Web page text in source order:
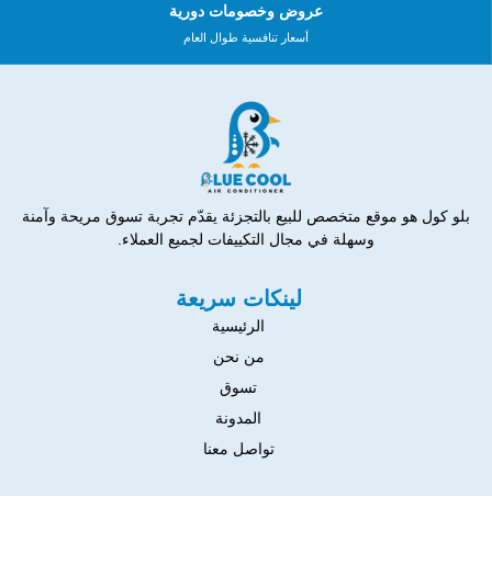
عروض وخصومات دورية
أسعار تنافسية طوال العام
بلو كول هو موقع متخصص للبيع بالتجزئة يقدّم تجربة تسوق مريحة وآمنة
وسهلة في مجال التكييفات لجميع العملاء.
لينكات سريعة
الرئيسية
من نحن
تسوق
المدونة
تواصل معنا